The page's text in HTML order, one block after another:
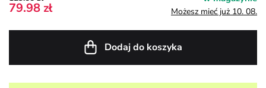
79.98 zł Możesz mieć już 10. 08.
Dodaj do koszyka